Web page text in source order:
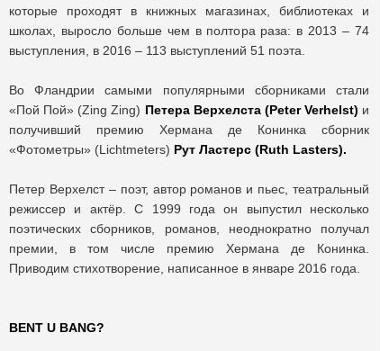
которые проходят в книжных магазинах, библиотеках и
школах, выросло больше чем в полтора раза: в 2013 – 74
выступления, в 2016 – 113 выступлений 51 поэта.
Во Фландрии самыми популярными сборниками стали
«Пой Пой» (Zing Zing) Петера Верхелста (Peter Verhelst) и
получивший премию Хермана де Конинка сборник
«Фотометры» (Lichtmeters) Рут Ластерс (Ruth Lasters).
Петер Верхелст – поэт, автор романов и пьес, театральный
режиссер и актёр. С 1999 года он выпустил несколько
поэтических сборников, романов, неоднократно получал
премии, в том числе премию Хермана де Конинка.
Приводим стихотворение, написанное в январе 2016 года.
BENT U BANG?